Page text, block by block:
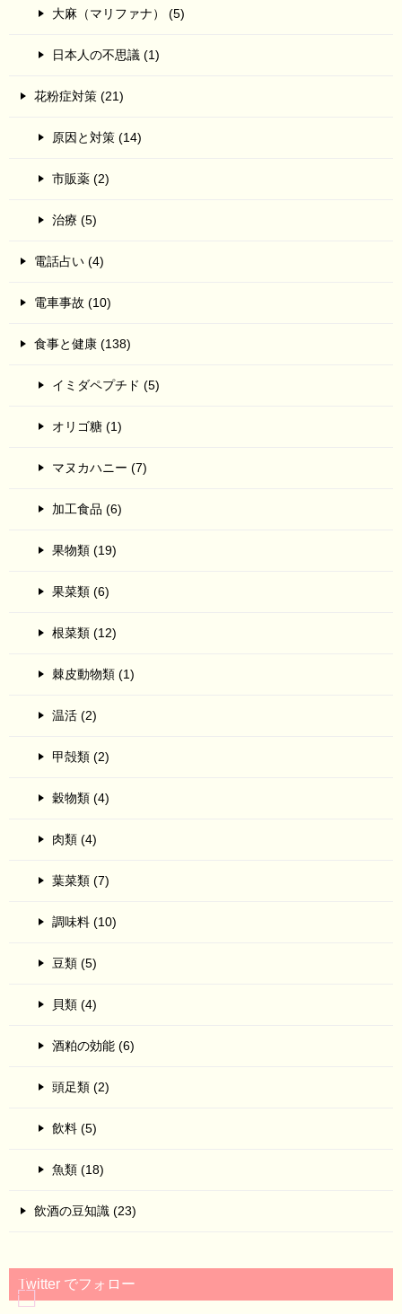
大麻（マリファナ） (5)
日本人の不思議 (1)
花粉症対策 (21)
原因と対策 (14)
市販薬 (2)
治療 (5)
電話占い (4)
電車事故 (10)
食事と健康 (138)
イミダペプチド (5)
オリゴ糖 (1)
マヌカハニー (7)
加工食品 (6)
果物類 (19)
果菜類 (6)
根菜類 (12)
棘皮動物類 (1)
温活 (2)
甲殻類 (2)
穀物類 (4)
肉類 (4)
葉菜類 (7)
調味料 (10)
豆類 (5)
貝類 (4)
酒粕の効能 (6)
頭足類 (2)
飲料 (5)
魚類 (18)
飲酒の豆知識 (23)
Twitter でフォロー